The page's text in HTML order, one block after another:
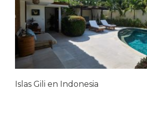
Islas Gili en Indonesia